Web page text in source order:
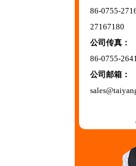
86-0755-
27167180
公司传真：
86-0755-
公司邮箱：